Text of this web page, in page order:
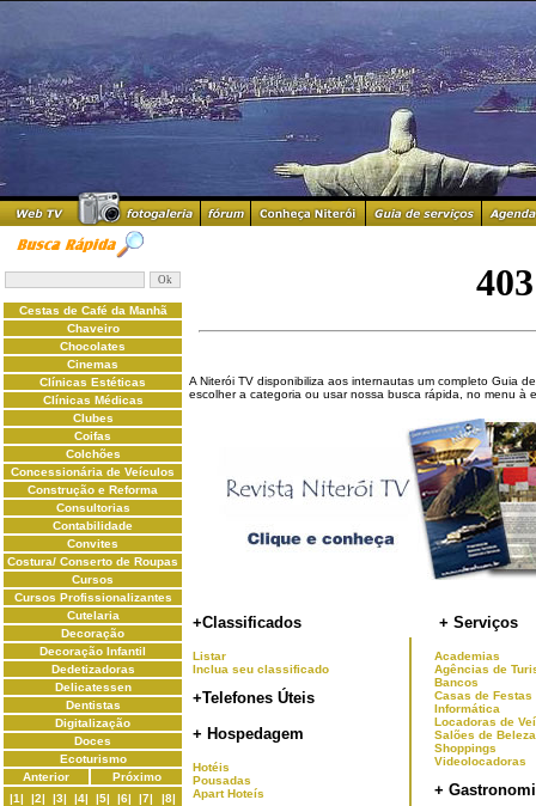
Cestas de Café da Manhã
Chaveiro
Chocolates
Cinemas
Clínicas Estéticas
Clínicas Médicas
Clubes
Coifas
Colchões
Concessionária de Veículos
Construção e Reforma
Consultorias
Contabilidade
Convites
Costura/ Conserto de Roupas
Cursos
Cursos Profissionalizantes
Cutelaria
Decoração
Decoração Infantil
Dedetizadoras
Delicatessen
Dentistas
Digitalização
Doces
Ecoturismo
Anterior
Próximo
|1|
|2| |3| |4| |5| |6| |7|
|8|
A Niterói TV disponibiliza aos internautas um completo Guia
escolher a categoria ou usar nossa busca rápida, no menu à
+Classificados
Listar
Inclua seu classificado
+Telefones Úteis
+ Hospedagem
Hotéis
Pousadas
Apart Hoteís
+ Serviços
Academias
Agências de
Bancos
Casas de Festas
Informática
Locadoras de
Salões de Beleza
Shoppings
Videolocadoras
+